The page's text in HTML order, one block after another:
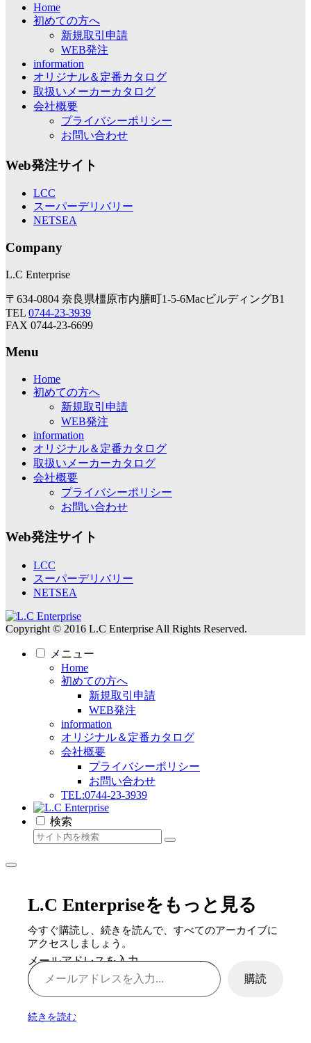
Home
初めての方へ
新規取引申請
WEB発注
information
オリジナル＆定番カタログ
取扱いメーカーカタログ
会社概要
プライバシーポリシー
お問い合わせ
Web発注サイト
LCC
スーパーデリバリー
NETSEA
Company
L.C Enterprise
〒634-0804 奈良県橿原市内膳町1-5-6MacビルディングB1
TEL 0744-23-3939
FAX 0744-23-6699
Menu
Home
初めての方へ
新規取引申請
WEB発注
information
オリジナル＆定番カタログ
取扱いメーカーカタログ
会社概要
プライバシーポリシー
お問い合わせ
Web発注サイト
LCC
スーパーデリバリー
NETSEA
Copyright © 2016 L.C Enterprise All Rights Reserved.
メニュー
Home
初めての方へ
新規取引申請
WEB発注
information
オリジナル＆定番カタログ
会社概要
プライバシーポリシー
お問い合わせ
TEL:0744-23-3939
検索
L.C Enterpriseをもっと見る
今すぐ購読し、続きを読んで、すべてのアーカイブに
アクセスしましょう。
メールアドレスを入力...
購読
続きを読む